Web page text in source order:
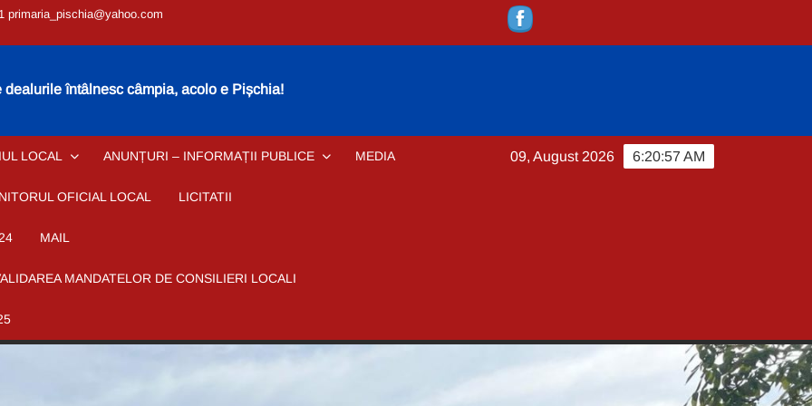
primaria_pischia@yahoo.com
dealurile întâlnesc câmpia, acolo e Pișchia!
LOCAL ANUNȚURI – INFORMAȚII PUBLICE MEDIA
OFICIAL LOCAL LICITATII
MAIL
MANDATELOR DE CONSILIERI LOCALI
6:20:59 AM
09, August 2026